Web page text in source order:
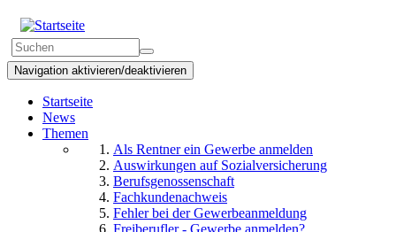
Direkt
zum
Inhalt
Suchformular
Suchen
Navigation aktivieren/deaktivieren
Startseite
News
Themen
Als Rentner ein Gewerbe anmelden
Auswirkungen auf Sozialversicherung
Berufsgenossenschaft
Fachkundenachweis
Fehler bei der Gewerbeanmeldung
Freiberufler - Gewerbe anmelden?